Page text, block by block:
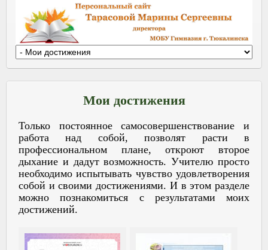
Мои достижения
Только постоянное самосовершенствование и
работа над собой, позволят расти в
профессиональном плане, откроют второе
дыхание и дадут возможность. Учителю просто
необходимо испытывать чувство удовлетворения
собой и своими достижениями. И в этом разделе
можно познакомиться с результатами моих
достижений.